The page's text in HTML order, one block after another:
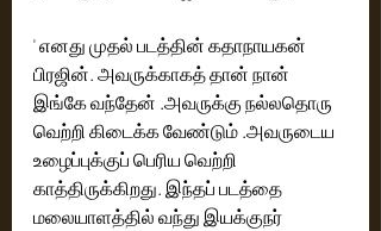
' எனது முதல் படத்தின் கதாநாயகன்
பிரஜின். அவருக்காகத் தான் நான்
இங்கே வந்தேன் .அவருக்கு நல்லதொரு
வெற்றி கிடைக்க வேண்டும் .அவருடைய
உழைப்புக்குப் பெரிய வெற்றி
காத்திருக்கிறது. இந்தப் படத்தை
மலையாளத்தில் வந்து இயக்குநர்